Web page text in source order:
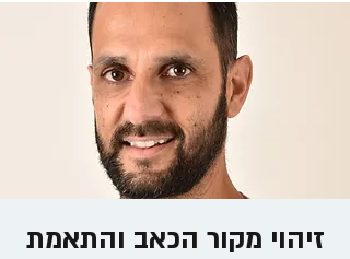
זיהוי מקור הכאב והתאמת